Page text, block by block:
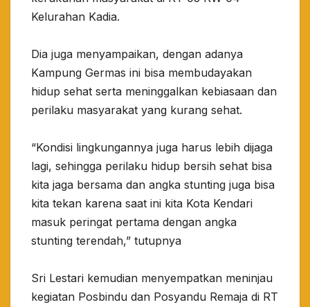
Kelurahan Kadia.
Dia juga menyampaikan, dengan adanya
Kampung Germas ini bisa membudayakan
hidup sehat serta meninggalkan kebiasaan dan
perilaku masyarakat yang kurang sehat.
“Kondisi lingkungannya juga harus lebih dijaga
lagi, sehingga perilaku hidup bersih sehat bisa
kita jaga bersama dan angka stunting juga bisa
kita tekan karena saat ini kita Kota Kendari
masuk peringat pertama dengan angka
stunting terendah,” tutupnya
Sri Lestari kemudian menyempatkan meninjau
kegiatan Posbindu dan Posyandu Remaja di RT